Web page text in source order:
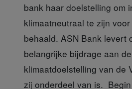
bank haar doelstelling om
klimaatneutraal te zijn
behaald. ASN Bank levert
belangrijke bijdrage aan de
klimaatdoelstelling van de
zij onderdeel van is.